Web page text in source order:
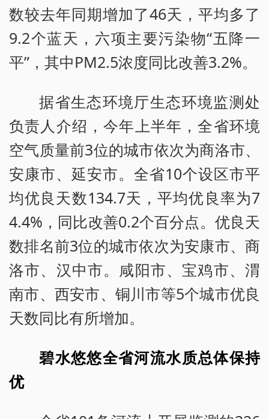
数较去年同期增加了46天，平均多了
9.2个蓝天，六项主要污染物“五降一
平”，其中PM2.5浓度同比改善3.2%。
据省生态环境厅生态环境监测处
负责人介绍，今年上半年，全省环境
空气质量前3位的城市依次为商洛市、
安康市、延安市。全省10个设区市平
均优良天数134.7天，平均优良率为7
4.4%，同比改善0.2个百分点。优良天
数排名前3位的城市依次为安康市、商
洛市、汉中市。咸阳市、宝鸡市、渭
南市、西安市、铜川市等5个城市优良
天数同比有所增加。
碧水悠悠全省河流水质总体保持
优